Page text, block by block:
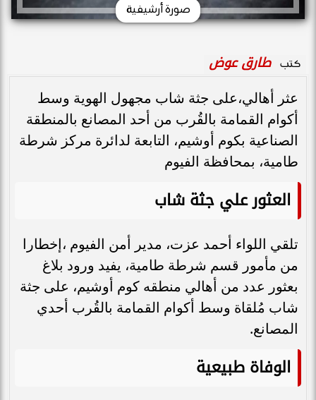
صورة أرشيفية
كتب طارق عوض
عثر أهالي،على جثة شاب مجهول الهوية وسط
أكوام القمامة بالقُرب من أحد المصانع بالمنطقة
الصناعية بكوم أوشيم، التابعة لدائرة مركز شرطة
طامية، بمحافظة الفيوم
العثور علي جثة شاب
تلقي اللواء أحمد عزت، مدير أمن الفيوم ،إخطارا
من مأمور قسم شرطة طامية، يفيد ورود بلاغ
بعثور عدد من أهالي منطقه كوم أوشيم، على جثة
شاب مُلقاة وسط أكوام القمامة بالقُرب أحدي
المصانع.
الوفاة طبيعية